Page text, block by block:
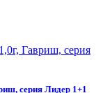
серия Лидер 1+1